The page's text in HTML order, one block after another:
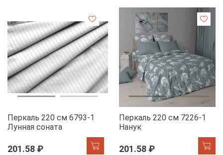
Перкаль 220 см 6793-1
Лунная соната
201.58 ₽
Перкаль 220 см 7226-1
Нанук
201.58 ₽